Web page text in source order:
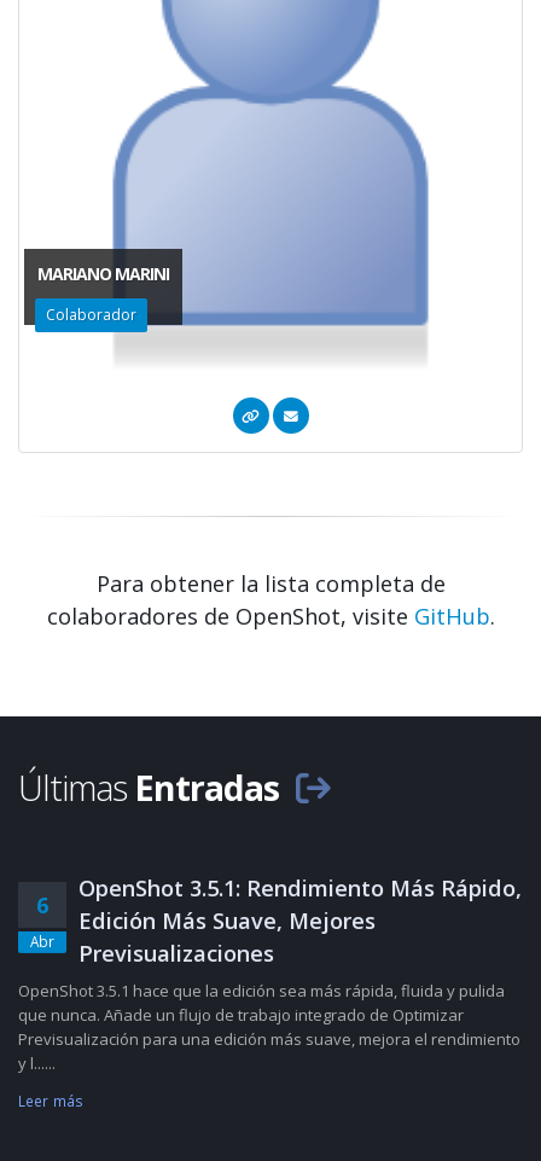
MARIANO MARINI
Colaborador
Para obtener la lista completa de
colaboradores de OpenShot, visite GitHub.
Últimas Entradas
6
Abr
OpenShot 3.5.1: Rendimiento Más Rápido,
Edición Más Suave, Mejores
Previsualizaciones
OpenShot 3.5.1 hace que la edición sea más rápida, fluida y pulida
que nunca. Añade un flujo de trabajo integrado de Optimizar
Previsualización para una edición más suave, mejora el rendimiento
y l......
Leer más